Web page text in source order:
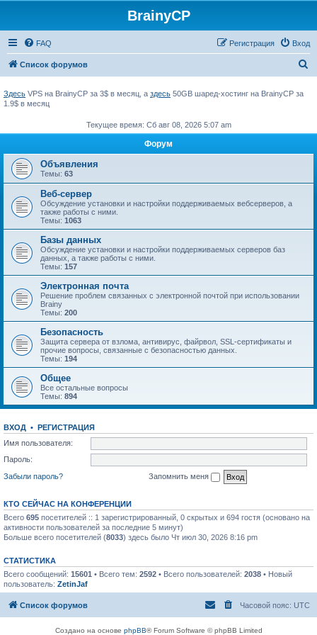
BrainyCP
FAQ Вход
Регистрация
Список форумов
к
Здесь VPS на BrainyCP за 3$ в месяц, а здесь 50GB шаред-хостинг на BrainyCP за
1.9$ в месяц
Текущее время: Сб авг 08, 2026 5:07 am
Форум
Объявления
Темы: 63
Веб-сервер
Обсуждение установки и настройки поддерживаемых вебсерверов, а
также работы с ними.
Темы: 1063
Базы данных
Обсуждение установки и настройки поддерживаемых серверов баз
данных, а также работы с ними.
Темы: 157
Электронная почта
Решение проблем связанных с электронной почтой при использовании
Brainy
Темы: 200
Безопасность
Защита сервера от взлома, антивирус, файрвол, SSL-сертификаты и
прочие вопросы, связанные с безопасностью данных.
Темы: 194
Общее
Все остальные вопросы
Темы: 894
ВХОД • РЕГИСТРАЦИЯ
Имя пользователя:
Пароль:
Забыли пароль?
Запомнить меня
КТО СЕЙЧАС НА КОНФЕРЕНЦИИ
Всего 695 посетителей :: 1 зарегистрированный, 0 скрытых и 694 гостя (основано на
активности пользователей за последние 5 минут)
Больше всего посетителей (8033) здесь было Чт июл 30, 2026 8:16 pm
СТАТИСТИКА
Всего сообщений: 15601 • Всего тем: 2592 • Всего пользователей: 2038 • Новый
пользователь: ZetinJaf
Список форумов Часовой пояс: UTC
Создано на основе phpBB® Forum Software © phpBB Limited